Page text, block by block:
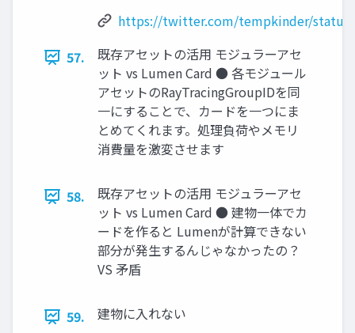
https://twitter.com/tempkinder/status/
57.
既存アセットの活用 モジュラーアセ
ット vs Lumen Card ● 各モジュール
アセットのRayTracingGroupIDを同
一にすることで、カードを一つにま
とめてくれます。処理負荷やメモリ
消費量を激変させます
58.
既存アセットの活用 モジュラーアセ
ット vs Lumen Card ● 建物一体でカ
ードを作ると Lumenが計算できない
部分が発生するんじゃなかったの？
VS 矛盾
59. 建物に入れない